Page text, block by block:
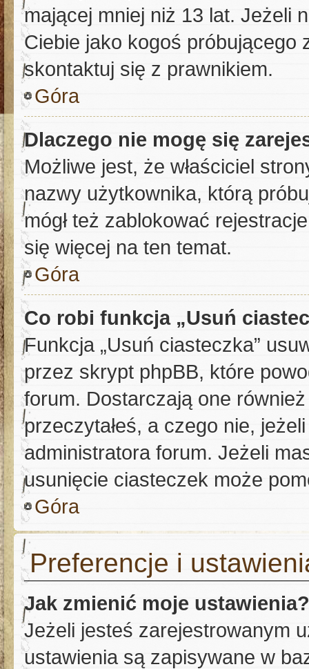
mającej mniej niż 13 lat. Jeżeli
Ciebie jako kogoś próbującego
skontaktuj się z prawnikiem.
Góra
Dlaczego nie mogę się
Możliwe jest, że właściciel
nazwy użytkownika, którą
mógł też zablokować
się więcej na ten temat.
Góra
Co robi funkcja „Usuń
Funkcja „Usuń ciasteczka”
przez skrypt phpBB, które
forum. Dostarczają one
przeczytałeś, a czego nie,
administratora forum. Jeżeli
usunięcie ciasteczek może
Góra
Preferencje i
Jak zmienić moje ustawienia?
Jeżeli jesteś zarejestrowanym
ustawienia są zapisywane w